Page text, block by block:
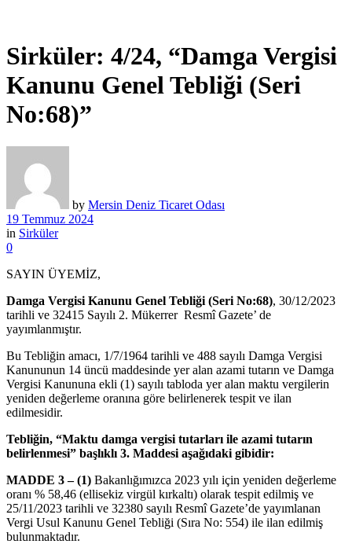
Sirküler: 4/24, “Damga Vergisi
Kanunu Genel Tebliği (Seri
No:68)”
by Mersin Deniz Ticaret Odası
19 Temmuz 2024
in Sirküler
0
SAYIN ÜYEMİZ,
Damga Vergisi Kanunu Genel Tebliği (Seri No:68), 30/12/2023
tarihli ve 32415 Sayılı 2. Mükerrer Resmî Gazete’ de
yayımlanmıştır.
Bu Tebliğin amacı, 1/7/1964 tarihli ve 488 sayılı Damga Vergisi
Kanununun 14 üncü maddesinde yer alan azami tutarın ve Damga
Vergisi Kanununa ekli (1) sayılı tabloda yer alan maktu vergilerin
yeniden değerleme oranına göre belirlenerek tespit ve ilan
edilmesidir.
Tebliğin, “Maktu damga vergisi tutarları ile azami tutarın
belirlenmesi” başlıklı 3. Maddesi aşağıdaki gibidir:
MADDE 3 – (1) Bakanlığımızca 2023 yılı için yeniden değerleme
oranı % 58,46 (ellisekiz virgül kırkaltı) olarak tespit edilmiş ve
25/11/2023 tarihli ve 32380 sayılı Resmî Gazete’de yayımlanan
Vergi Usul Kanunu Genel Tebliği (Sıra No: 554) ile ilan edilmiş
bulunmaktadır.